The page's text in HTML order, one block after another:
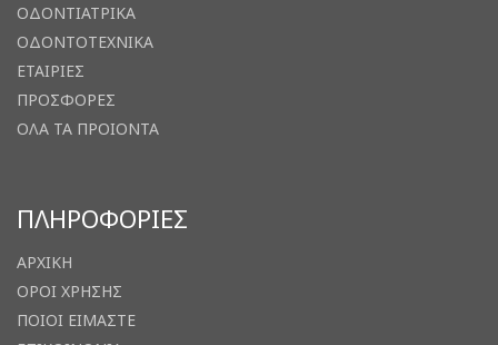
ΟΔΟΝΤΙΑΤΡΙΚΑ
ΟΔΟΝΤΟΤΕΧΝΙΚΑ
ΕΤΑΙΡΙΕΣ
ΠΡΟΣΦΟΡΕΣ
ΟΛΑ ΤΑ ΠΡΟΙΟΝΤΑ
ΠΛΗΡΟΦΟΡΙΕΣ
ΑΡΧΙΚΗ
ΟΡΟΙ ΧΡΗΣΗΣ
ΠΟΙΟΙ ΕΙΜΑΣΤΕ